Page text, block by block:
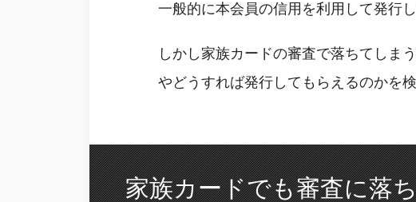
一般的に本会員の信用を利用して発行
しかし家族カードの審査で落ちてしま
やどうすれば発行してもらえるのかを検
家族カードでも審査に落